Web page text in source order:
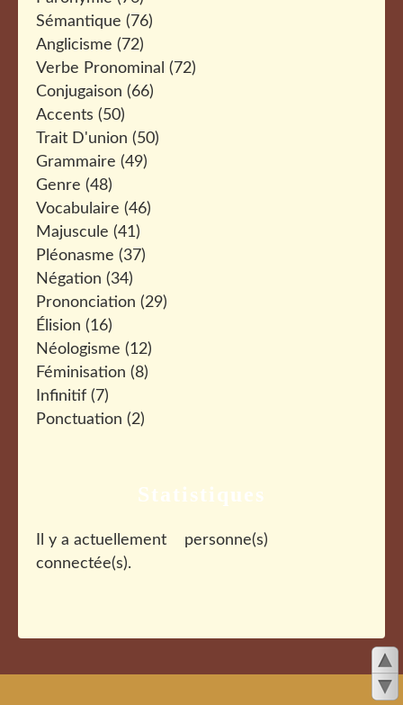
Sémantique (76)
Anglicisme (72)
Verbe Pronominal (72)
Conjugaison (66)
Accents (50)
Trait D'union (50)
Grammaire (49)
Genre (48)
Vocabulaire (46)
Majuscule (41)
Pléonasme (37)
Négation (34)
Prononciation (29)
Élision (16)
Néologisme (12)
Féminisation (8)
Infinitif (7)
Ponctuation (2)
Statistiques
Il y a actuellement
personne(s)
connectée(s).